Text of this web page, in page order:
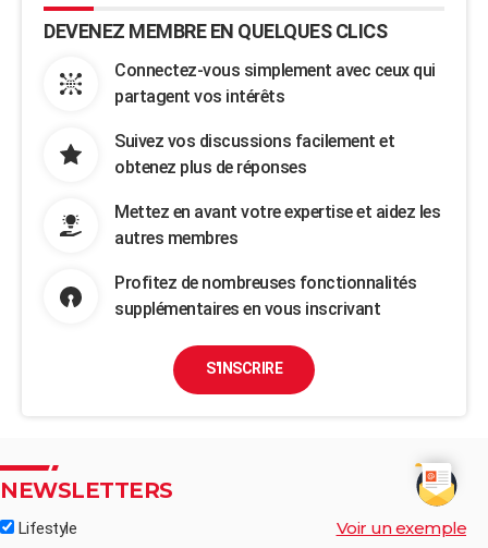
DEVENEZ MEMBRE EN QUELQUES CLICS
Connectez-vous simplement avec ceux qui
partagent vos intérêts
Suivez vos discussions facilement et
obtenez plus de réponses
Mettez en avant votre expertise et aidez les
autres membres
Profitez de nombreuses fonctionnalités
supplémentaires en vous inscrivant
S'INSCRIRE
NEWSLETTERS
Lifestyle Voir un exemple